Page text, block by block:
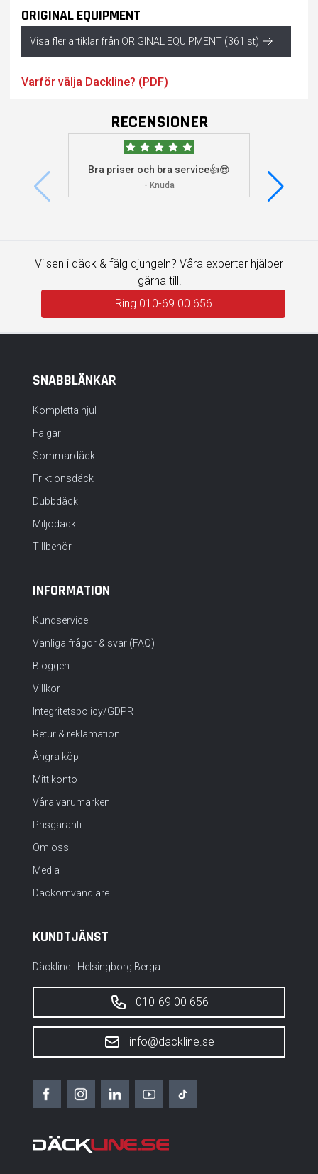
ORIGINAL EQUIPMENT
Visa fler artiklar från ORIGINAL EQUIPMENT (361 st)
Varför välja Dackline? (PDF)
RECENSIONER
Bra priser och bra service👍😎
- Knuda
Vilsen i däck & fälg djungeln? Våra experter hjälper
gärna till!
Ring 010-69 00 656
SNABBLÄNKAR
Kompletta hjul
Fälgar
Sommardäck
Friktionsdäck
Dubbdäck
Miljödäck
Tillbehör
INFORMATION
Kundservice
Vanliga frågor & svar (FAQ)
Bloggen
Villkor
Integritetspolicy/GDPR
Retur & reklamation
Ångra köp
Mitt konto
Våra varumärken
Prisgaranti
Om oss
Media
Däckomvandlare
KUNDTJÄNST
Däckline - Helsingborg Berga
010-69 00 656
info@dackline.se